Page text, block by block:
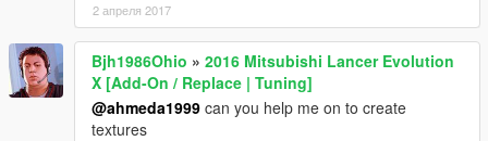
2 апреля 2017
Bjh1986Ohio » 2016 Mitsubishi Lancer Evolution
X [Add-On / Replace | Tuning]
@ahmeda1999 can you help me on to create
textures